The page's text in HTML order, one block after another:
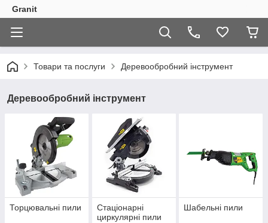
Granit
Товари та послуги Деревообробний інструмент
Деревообробний інструмент
Торцювальні пили
Стаціонарні
циркулярні пили
Шабельні пили